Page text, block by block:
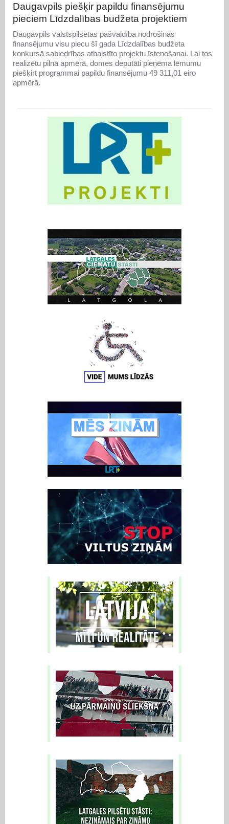
Daugavpils piešķir papildu finansējumu
pieciem Līdzdalības budžeta projektiem
Daugavpils valstspilsētas pašvaldība nodrošinās
finansējumu visu piecu šī gada Līdzdalības budžeta
konkursā sabiedrības atbalstīto projektu īstenošanai. Lai tos
realizētu pilnā apmērā, domes deputāti pieņēma lēmumu
piešķirt programmai papildu finansējumu 49 311,01 eiro
apmērā.